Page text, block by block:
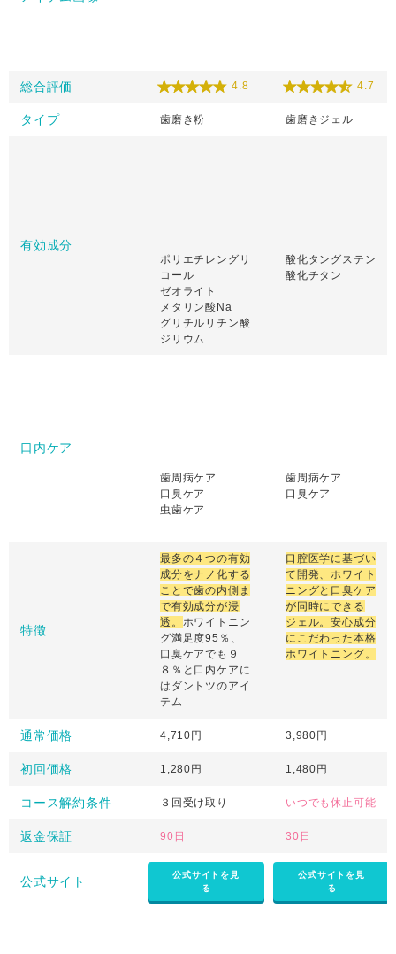
総合評価 4.8 4.7
タイプ 歯磨き粉 歯磨きジェル
有効成分
ポリエチレングリ
コール
ゼオライト
メタリン酸Na
グリチルリチン酸
ジリウム
酸化タングステン
酸化チタン
口内ケア
歯周病ケア
口臭ケア
虫歯ケア
歯周病ケア
口臭ケア
特徴
最多の４つの有効
成分をナノ化する
ことで歯の内側ま
で有効成分が浸
透。 ホワイトニン
グ満足度95％、
口臭ケアでも９
８％と口内ケアに
はダントツのアイ
テム
口腔医学に基づい
て開発、ホワイト
ニングと口臭ケア
が同時にできる
ジェル。安心成分
にこだわった本格
ホワイトニング。
通常価格 4,710円 3,980円
初回価格 1,280円 1,480円
コース解約条件 ３回受け取り いつでも休止可能
返金保証 90日 30日
公式サイト
公式サイトを見
る
公式サイトを見
る